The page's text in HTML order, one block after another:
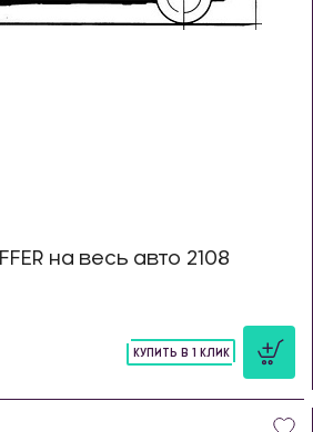
на весь авто 2108
КУПИТЬ В 1 КЛИК